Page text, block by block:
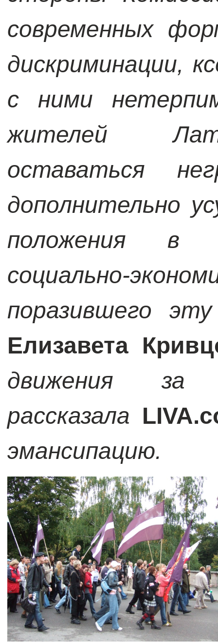
современных
дискриминации,
с ними
жителей
оставаться
дополнительно
положения в
социально-
поразившего
Елизавета
движения за
рассказала
эмансипацию.